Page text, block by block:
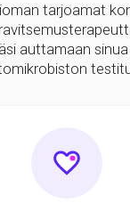
tarjoamat
auttamaan